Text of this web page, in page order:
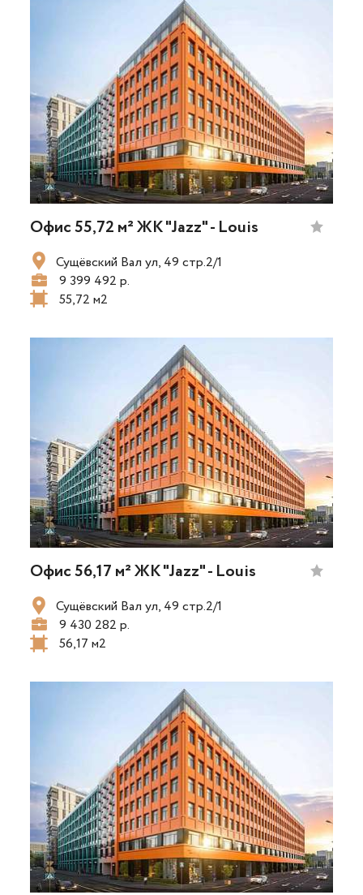
Офис 55,72 м² ЖК "Jazz" - Louis
Сущёвский Вал ул, 49 стр.2/1
9 399 492 р.
55,72 м2
Офис 56,17 м² ЖК "Jazz" - Louis
Сущёвский Вал ул, 49 стр.2/1
9 430 282 р.
56,17 м2